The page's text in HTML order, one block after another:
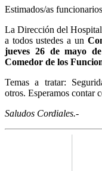
Estimados/as
La Dirección del
a todos ustedes a un
jueves 26 de mayo
Comedor de los
Temas a tratar:
otros. Esperamos contar
Saludos Cordiales.-